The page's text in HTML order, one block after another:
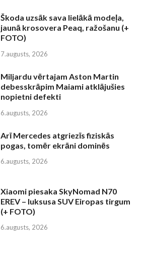
Škoda uzsāk sava lielākā modeļa,
jaunā krosovera Peaq, ražošanu (+
FOTO)
7.augusts, 2026
Miljardu vērtajam Aston Martin
debesskrāpim Maiami atklājušies
nopietni defekti
6.augusts, 2026
Arī Mercedes atgriezīs fiziskās
pogas, tomēr ekrāni dominēs
6.augusts, 2026
Xiaomi piesaka SkyNomad N70
EREV – luksusa SUV Eiropas tirgum
(+ FOTO)
6.augusts, 2026